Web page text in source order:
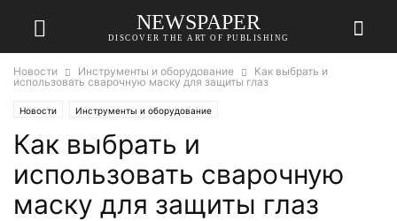
NEWSPAPER
DISCOVER THE ART OF PUBLISHING
Новости Инструменты и оборудование
Как выбрать и
использовать сварочную маску для защиты глаз
Новости Инструменты и оборудование
Как выбрать и
использовать сварочную
маску для защиты глаз